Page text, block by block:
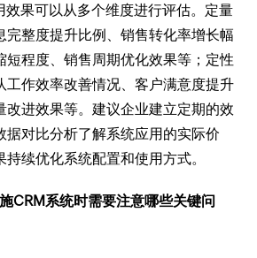
效果可以从多个维度进行评估。定量
完整度提升比例、销售转化率增长幅
短程度、销售周期优化效果等；定性
工作效率改善情况、客户满意度提升
改进效果等。建议企业建立定期的效
据对比分析了解系统应用的实际价
续优化系统配置和使用方式。
CRM系统时需要注意哪些关键问